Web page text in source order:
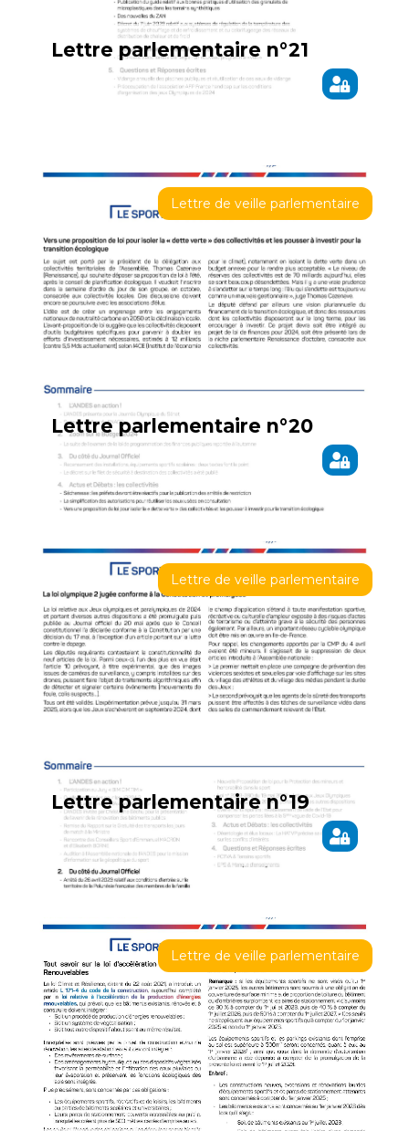
Lettre parlementaire n°21
Lettre de veille parlementaire
Lettre parlementaire n°20
Lettre de veille parlementaire
Lettre parlementaire n°19
Lettre de veille parlementaire